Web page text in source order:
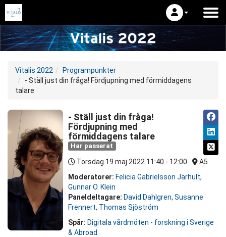
Vitalis 2022
Programpunkter
- Ställ just din fråga! Fördjupning med förmiddagens
talare
- Ställ just din fråga!
Fördjupning med
förmiddagens talare
Har passerat
Torsdag 19 maj 2022 11:40 - 12:00
A5
Moderatorer: Felicia Gabrielsson Järhult,
Gunnar O. Klein
Paneldeltagare: David Dahlgren, Susanne
Frennert, Thomas Sjöström
Spår: Digitala vårdmöten - forskning i Sverige
& Abroad